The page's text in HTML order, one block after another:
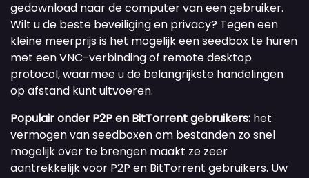
gedownload naar de computer van een gebruiker.
Wilt u de beste beveiliging en privacy? Tegen een
kleine meerprijs is het mogelijk een seedbox te huren
met een VNC-verbinding of remote desktop
protocol, waarmee u de belangrijkste handelingen
op afstand kunt uitvoeren.
Populair onder P2P en BitTorrent gebruikers: het
vermogen van seedboxen om bestanden zo snel
mogelijk over te brengen maakt ze zeer
aantrekkelijk voor P2P en BitTorrent gebruikers. Uw